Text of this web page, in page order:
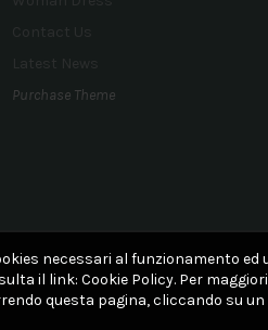
Purchase Theme
necessari al funzionamento ed
il link: Cookie Policy. Per
questa pagina, cliccando su